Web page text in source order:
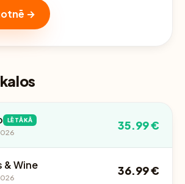
→
LĒTĀKĀ 35.99 €
& Wine 36.99 €